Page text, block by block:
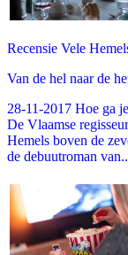
Recensie Vele
Van de hel naar de
28-11-2017 Hoe ga
De Vlaamse
Hemels boven de
de debuutroman